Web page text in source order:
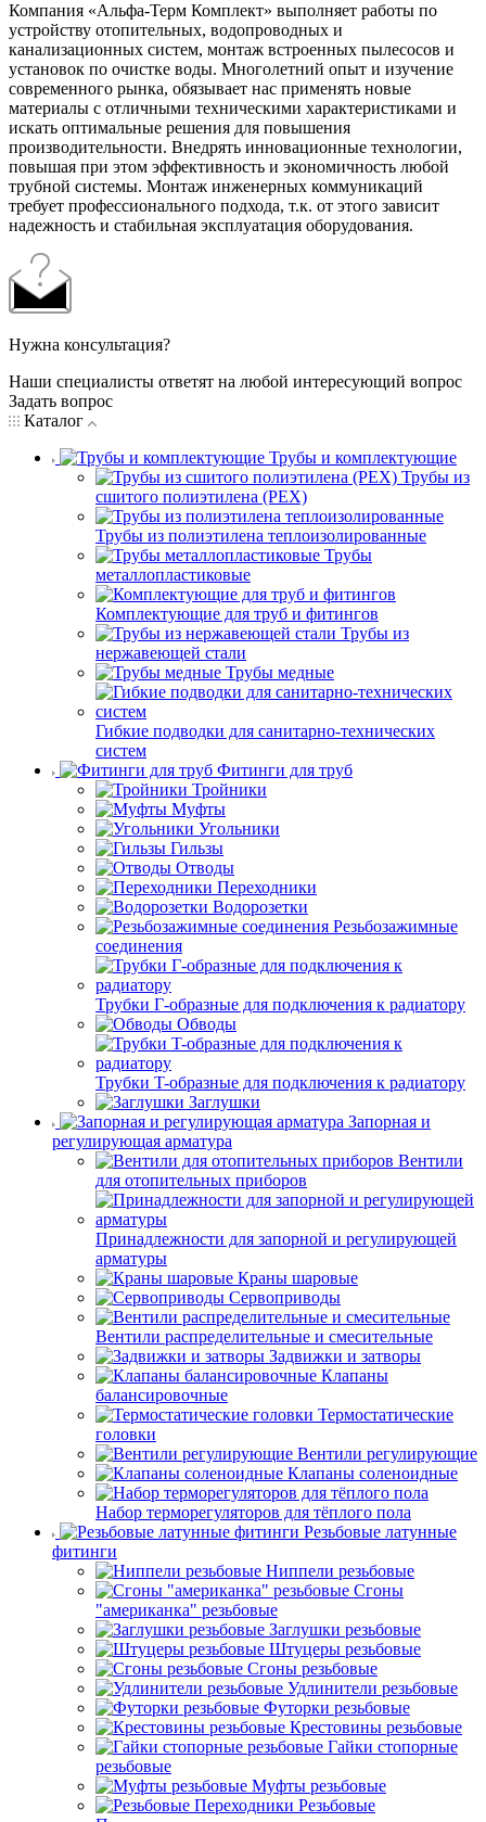
Компания «Альфа-Терм Комплект» выполняет работы по
устройству отопительных, водопроводных и
канализационных систем, монтаж встроенных пылесосов и
установок по очистке воды. Многолетний опыт и изучение
современного рынка, обязывает нас применять новые
материалы с отличными техническими характеристиками и
искать оптимальные решения для повышения
производительности. Внедрять инновационные технологии,
повышая при этом эффективность и экономичность любой
трубной системы. Монтаж инженерных коммуникаций
требует профессионального подхода, т.к. от этого зависит
надежность и стабильная эксплуатация оборудования.
Нужна консультация?
Наши специалисты ответят на любой интересующий вопрос
Задать вопрос
Каталог
Трубы и комплектующие
Трубы из
сшитого полиэтилена (PEX)
Трубы из полиэтилена теплоизолированные
Трубы
металлопластиковые
Комплектующие для труб и фитингов
Трубы из
нержавеющей стали
Трубы медные
Гибкие подводки для санитарно-технических
систем
Фитинги для труб
Тройники
Муфты
Угольники
Гильзы
Отводы
Переходники
Водорозетки
Резьбозажимные
соединения
Трубки Г-образные для подключения к радиатору
Обводы
Трубки T-образные для подключения к радиатору
Заглушки
Запорная и
регулирующая арматура
Вентили
для отопительных приборов
Принадлежности для запорной и регулирующей
арматуры
Краны шаровые
Сервоприводы
Вентили распределительные и смесительные
Задвижки и затворы
Клапаны
балансировочные
Термостатические
головки
Вентили регулирующие
Клапаны соленоидные
Набор терморегуляторов для тёплого пола
Резьбовые латунные
фитинги
Ниппели резьбовые
Сгоны
"американка" резьбовые
Заглушки резьбовые
Штуцеры резьбовые
Сгоны резьбовые
Удлинители резьбовые
Футорки резьбовые
Крестовины резьбовые
Гайки стопорные
резьбовые
Муфты резьбовые
Резьбовые